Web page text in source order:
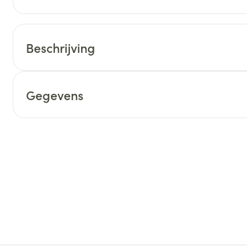
Beschrijving
Gegevens